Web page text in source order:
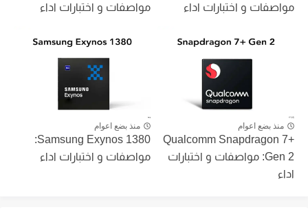
مواصفات و اختبارات اداء
مواصفات و اختبارات اداء
منذ بضع اعوام
Qualcomm Snapdragon 7+
Gen 2: مواصفات و اختبارات
اداء
منذ بضع اعوام
Samsung Exynos 1380:
مواصفات و اختبارات اداء